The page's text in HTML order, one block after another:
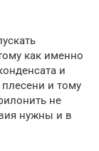
как именно
и
и тому
не
нужны и в